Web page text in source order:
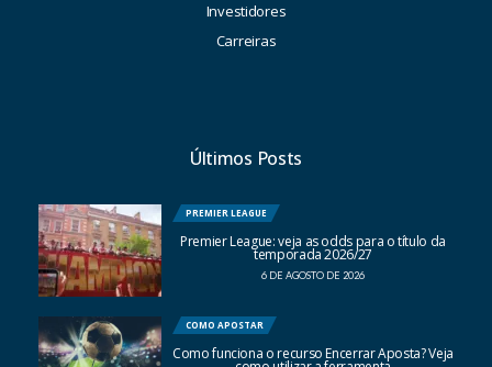
Investidores
Carreiras
Últimos Posts
PREMIER LEAGUE
Premier League: veja as odds para o título da
temporada 2026/27
6 DE AGOSTO DE 2026
COMO APOSTAR
Como funciona o recurso Encerrar Aposta? Veja